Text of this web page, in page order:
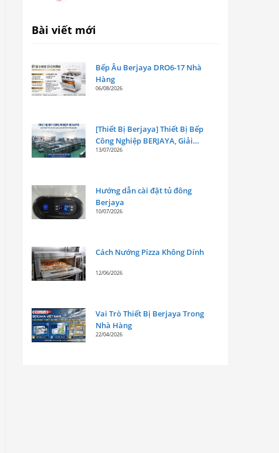
Bài viết mới
Bếp Âu Berjaya DRO6-17 Nhà
Hàng
06/08/2026
[Thiết Bị Berjaya] Thiết Bị Bếp
Công Nghiệp BERJAYA, Giải
Pháp Tối Ưu Cho Mọi Gian Bếp
13/07/2026
Hướng dẫn cài đặt tủ đông
Berjaya
10/07/2026
Cách Nướng Pizza Không Dính
12/06/2026
Vai Trò Thiết Bị Berjaya Trong
Nhà Hàng
22/04/2026